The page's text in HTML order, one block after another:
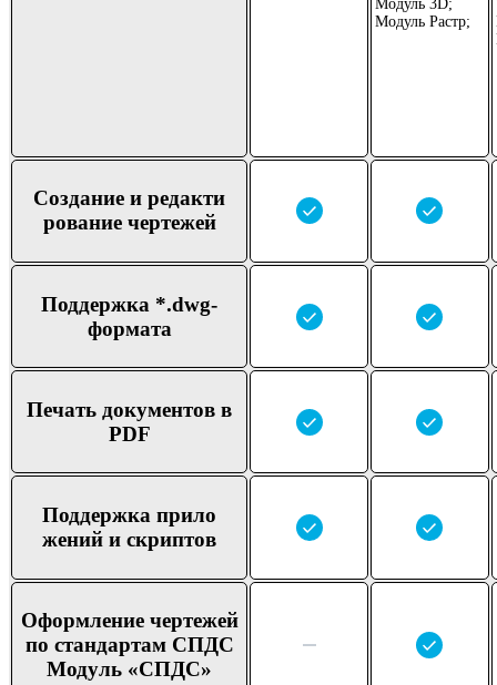
Модуль 3D;
Модуль Растр;
Создание и редакти
рование чертежей
Поддержка *.dwg-
формата
Печать документов в
PDF
Поддержка прило
жений и скриптов
Оформление чертежей
по стандартам СПДС
Модуль «СПДС»